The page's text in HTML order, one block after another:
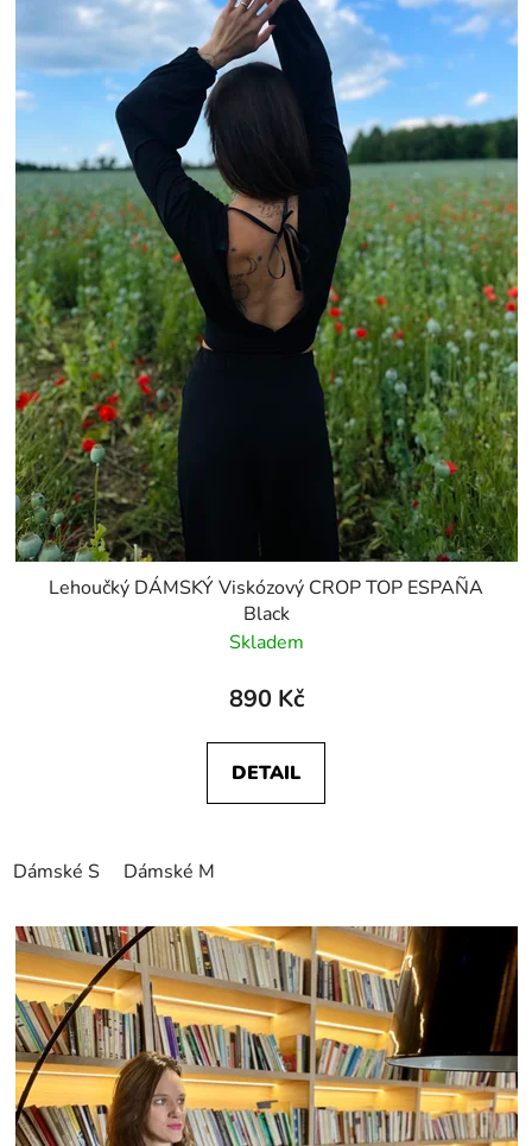
Lehoučký DÁMSKÝ Viskózový CROP TOP ESPAÑA
Black
Skladem
890 Kč
DETAIL
Dámské S Dámské M